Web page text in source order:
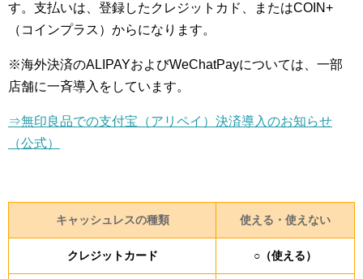
す。支払いは、登録したクレジットカド、またはCOIN+
（コインプラス）からになります。
※海外決済のALIPAYおよびWeChatPayについては、一部
店舗に一斉導入をしています。
⇒無印良品での支付宝（アリペイ）決済導入のお知らせ
（公式）
キャッシュレスの種類 使える・使えない
クレジットカード ○（使える）